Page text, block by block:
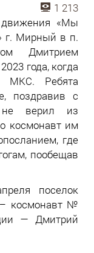
1 213
движения «Мы
г. Мирный в п.
Дмитрием
года, когда
МКС. Ребята
поздравив с
не верил из
космонавт им
где
пообещав
поселок
космонавт №
— Дмитрий